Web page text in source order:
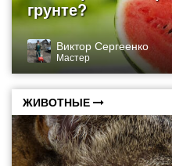
грунте?
Виктор Сергеенко
Мастер
ЖИВОТНЫЕ